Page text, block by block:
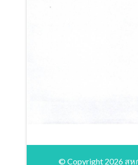
© Copyright 2026 ส